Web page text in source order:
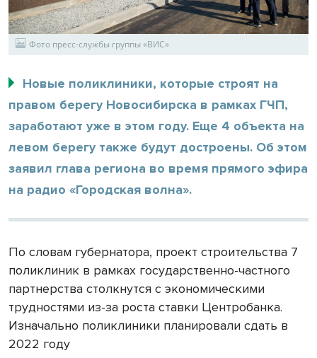
Фото пресс-службы группы «ВИС»
Новые поликлиники, которые строят на
правом берегу Новосибирска в рамках ГЧП,
заработают уже в этом году. Еще 4 объекта на
левом берегу также будут достроены. Об этом
заявил глава региона во время прямого эфира
на радио «Городская волна».
По словам губернатора, проект строительства 7
поликлиник в рамках государственно-частного
партнерства столкнутся с экономическими
трудностями из-за роста ставки Центробанка.
Изначально поликлиники планировали сдать в
2022 году